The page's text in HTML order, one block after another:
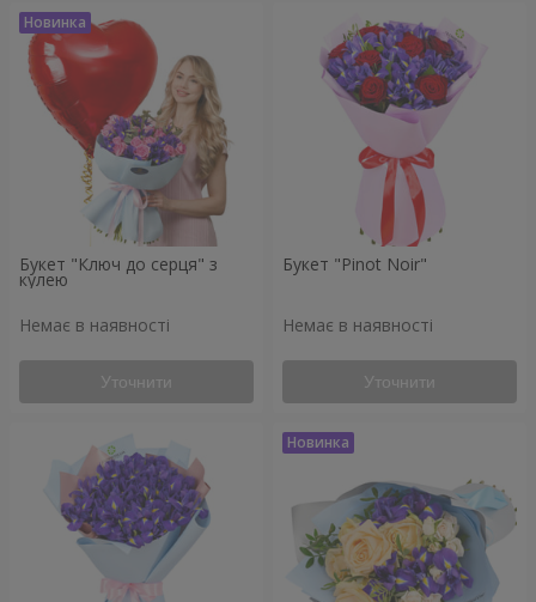
Букет "Ключ до серця" з
кулею
Немає в наявності
Уточнити
Букет "Pinot Noir"
Немає в наявності
Уточнити